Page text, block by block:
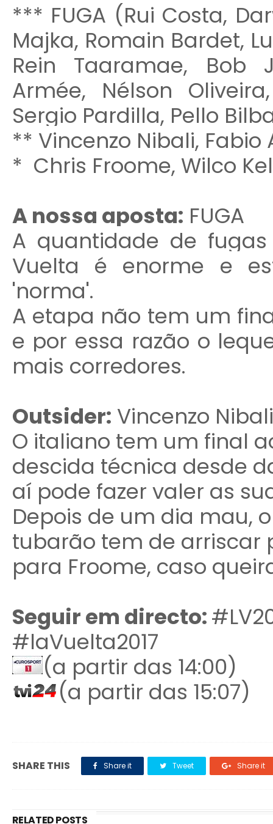
*** FUGA (Rui Costa,
Majka, Romain Bardet,
Rein Taaramae, Bob
Armée, Nélson
Sergio Pardilla, Pello
** Vincenzo Nibali,
* Chris Froome, Wilco
A nossa aposta: FUGA
A quantidade de
Vuelta é enorme e
'norma'.
A etapa não tem um
e por essa razão o
mais corredores.
Outsider: Vincenzo Nibali
O italiano tem um final
descida técnica desde
aí pode fazer valer as
Depois de um dia mau,
tubarão tem de arriscar
para Froome, caso
Seguir em directo:
#laVuelta2017
(a partir das 14:00)
(a partir das 15:07)
SHARE THIS Share it Tweet Share it
RELATED POSTS